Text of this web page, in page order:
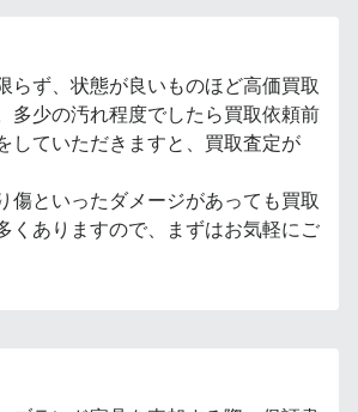
らず、状態が良いものほど高価買取
多少の汚れ程度でしたら買取依頼前
していただきますと、買取査定が
傷といったダメージがあっても買取
くありますので、まずはお気軽にご